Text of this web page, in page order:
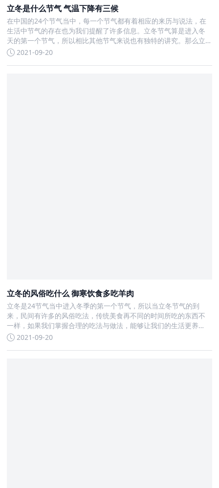
立冬是什么节气 气温下降有三候
在中国的24个节气当中，每一个节气都有着相应的来历与说法，在
生活中节气的存在也为我们提醒了许多信息。立冬节气算是进入冬
天的第一个节气，所以相比其他节气来说也有独特的讲究。那么立
冬是什么节气呢
2021-09-20
立冬的风俗吃什么 御寒饮食多吃羊肉
立冬是24节气当中进入冬季的第一个节气，所以当立冬节气的到
来，民间有许多的风俗吃法，传统美食再不同的时间所吃的东西不
一样，如果我们掌握合理的吃法与做法，能够让我们的生活更养
生，使我们活的更健康
2021-09-20